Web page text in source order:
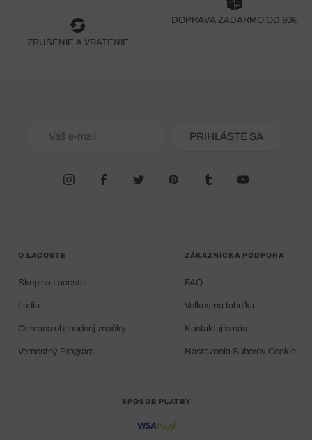
ZRUŠENIE A VRÁTENIE
DOPRAVA ZADARMO OD 90€
PRIHLÁSTE SA
O LACOSTE
Skupina Lacoste
Ľudia
Ochrana obchodnej značky
Vernostný Program
ZÁKAZNÍCKA PODPORA
FAQ
Veľkostná tabuľka
Kontaktujte nás
Nastavenia Súborov Cookie
SPÔSOB PLATBY